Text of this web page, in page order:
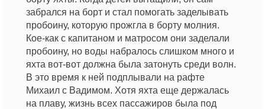
забрался на борт и стал помогать заделывать
пробоину, которую прожгла в борту молния.
Кое-как с капитаном и матросом они заделали
пробоину, но воды набралось слишком много и
яхта вот-вот должна была затонуть среди волн.
В это время к ней подплывали на рафте
Михаил с Вадимом. Хотя яхта еще держалась
на плаву, жизнь всех пассажиров была под